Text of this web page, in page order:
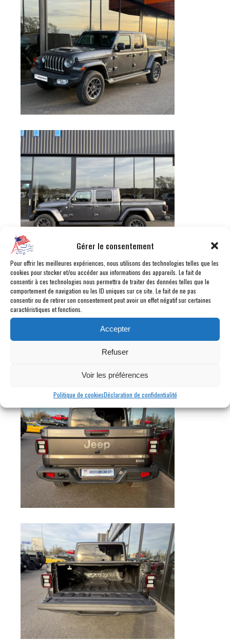
Gérer le consentement
Pour offrir les meilleures expériences, nous utilisons des technologies telles que les
cookies pour stocker et/ou accéder aux informations des appareils. Le fait de
consentir à ces technologies nous permettra de traiter des données telles que le
comportement de navigation ou les ID uniques sur ce site. Le fait de ne pas
consentir ou de retirer son consentement peut avoir un effet négatif sur certaines
caractéristiques et fonctions.
Accepter
Refuser
Voir les préférences
Politique de cookiesDéclaration de confidentialité